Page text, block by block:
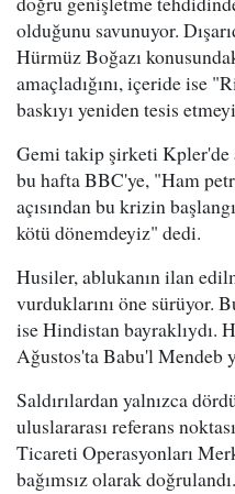
olduğunu savunuyor.
Hürmüz Boğazı
amaçladığını, içeride ise
baskıyı yeniden tesis
Gemi takip şirketi
bu hafta BBC'ye, "Ham
açısından bu krizin
kötü dönemdeyiz" dedi.
Husiler, ablukanın ilan
vurduklarını öne sürüyor.
ise Hindistan bayraklıydı.
Ağustos'ta Babu'l Mendeb
Saldırılardan yalnızca
uluslararası referans
Ticareti Operasyonları
bağımsız olarak doğrulandı.